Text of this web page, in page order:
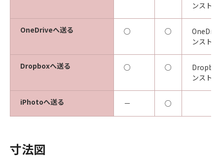
ンスト
OneDriveへ送る ○ ○
ンスト
Dropboxへ送る ○ ○
ンスト
iPhotoへ送る － ○
寸法図